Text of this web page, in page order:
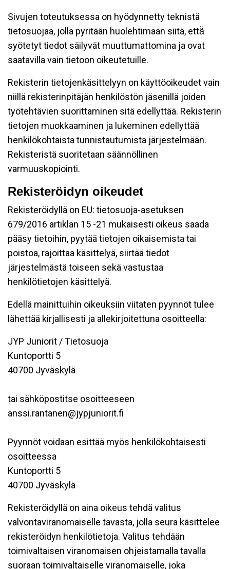
Sivujen toteutuksessa on hyödynnetty teknistä
tietosuojaa, jolla pyritään huolehtimaan siitä, että̈
syötetyt tiedot säilyvät muuttumattomina ja ovat
saatavilla vain tietoon oikeutetuille.
Rekisterin tietojenkäsittelyyn on käyttöoikeudet vain
niillä rekisterinpitäjän henkilöstön jäsenillä joiden
työtehtävien suorittaminen sitä edellyttää. Rekisterin
tietojen muokkaaminen ja lukeminen edellyttää
henkilökohtaista tunnistautumista järjestelmään.
Rekisteristä suoritetaan säännöllinen
varmuuskopiointi.
Rekisteröidyn oikeudet
Rekisteröidyllä on EU: tietosuoja-asetuksen
679/2016 artiklan 15 -21 mukaisesti oikeus saada
pääsy tietoihin, pyytää tietojen oikaisemista tai
poistoa, rajoittaa käsittelyä, siirtää tiedot
järjestelmästä toiseen sekä vastustaa
henkilötietojen käsittelyä.
Edellä mainittuihin oikeuksiin viitaten pyynnöt tulee
lähettää kirjallisesti ja allekirjoitettuna osoitteella:
JYP Juniorit / Tietosuoja
Kuntoportti 5
40700 Jyväskylä
tai sähköpostitse osoitteeseen
anssi.rantanen@jypjuniorit.fi
Pyynnöt voidaan esittää myös henkilökohtaisesti
osoitteessa
Kuntoportti 5
40700 Jyväskylä
Rekisteröidyllä on aina oikeus tehdä valitus
valvontaviranomaiselle tavasta, jolla seura käsittelee
rekisteröidyn henkilötietoja. Valitus tehdään
toimivaltaisen viranomaisen ohjeistamalla tavalla
suoraan toimivaltaiselle viranomaiselle, joka